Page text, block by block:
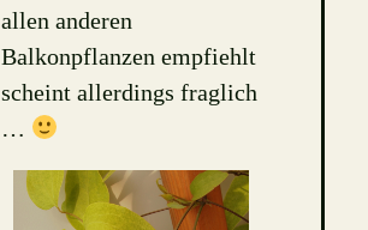
allen anderen
Balkonpflanzen empfiehlt
scheint allerdings fraglich
…